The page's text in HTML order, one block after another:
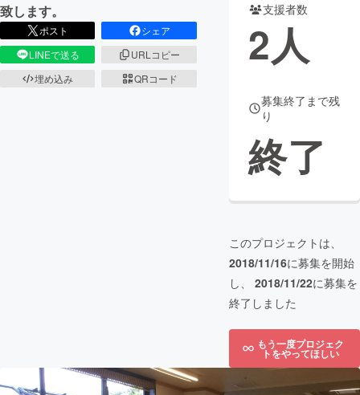
CAMPFIRE for Social Good CAMPFIRE Creation
CAMPFIREふるさと納税
コミュニティ
致します。
ポスト
シェア
LINEで送る
URLコピー
埋め込み
QRコード
支援者数
2人
募集終了まで残
り
終了
このプロジェクトは、
2018/11/16に募集を開始
し、 2018/11/22に募集を
終了しました
もう一度プロジェク
トをやってほしい